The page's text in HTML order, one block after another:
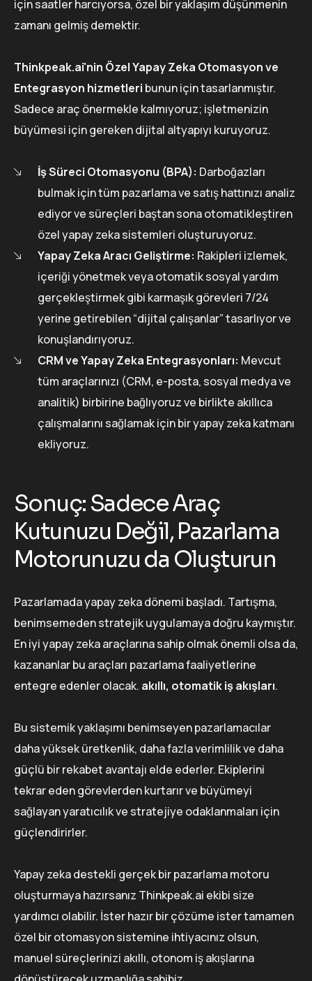
için saatler harcıyorsa, özel bir yaklaşım düşünmenin
zamanı gelmiş demektir.
Thinkpeak.ai'nin Özel Yapay Zeka Otomasyon ve
Entegrasyon hizmetleri bunun için tasarlanmıştır.
Sadece araç önermekle kalmıyoruz; işletmenizin
büyümesi için gereken dijital altyapıyı kuruyoruz.
İş Süreci Otomasyonu (BPA): Darboğazları
bulmak için tüm pazarlama ve satış hattınızı analiz
ediyor ve süreçleri baştan sona otomatikleştiren
özel yapay zeka sistemleri oluşturuyoruz.
Yapay Zeka Aracı Geliştirme: Rakipleri izlemek,
içeriği yönetmek veya otomatik sosyal yardım
gerçekleştirmek gibi karmaşık görevleri 7/24
yerine getirebilen “dijital çalışanlar” tasarlıyor ve
konuşlandırıyoruz.
CRM ve Yapay Zeka Entegrasyonları: Mevcut
tüm araçlarınızı (CRM, e-posta, sosyal medya ve
analitik) birbirine bağlıyoruz ve birlikte akıllıca
çalışmalarını sağlamak için bir yapay zeka katmanı
ekliyoruz.
Sonuç: Sadece Araç
Kutunuzu Değil, Pazarlama
Motorunuzu da Oluşturun
Pazarlamada yapay zeka dönemi başladı. Tartışma,
benimsemeden stratejik uygulamaya doğru kaymıştır.
En iyi yapay zeka araçlarına sahip olmak önemli olsa da,
kazananlar bu araçları pazarlama faaliyetlerine
entegre edenler olacak. akıllı, otomatik iş akışları.
Bu sistemik yaklaşımı benimseyen pazarlamacılar
daha yüksek üretkenlik, daha fazla verimlilik ve daha
güçlü bir rekabet avantajı elde ederler. Ekiplerini
tekrar eden görevlerden kurtarır ve büyümeyi
sağlayan yaratıcılık ve stratejiye odaklanmaları için
güçlendirirler.
Yapay zeka destekli gerçek bir pazarlama motoru
oluşturmaya hazırsanız Thinkpeak.ai ekibi size
yardımcı olabilir. İster hazır bir çözüme ister tamamen
özel bir otomasyon sistemine ihtiyacınız olsun,
manuel süreçlerinizi akıllı, otonom iş akışlarına